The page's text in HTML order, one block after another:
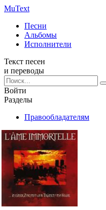
MuText
Песни
Альбомы
Исполнители
Текст песен
и переводы
Войти
Разделы
Правообладателям